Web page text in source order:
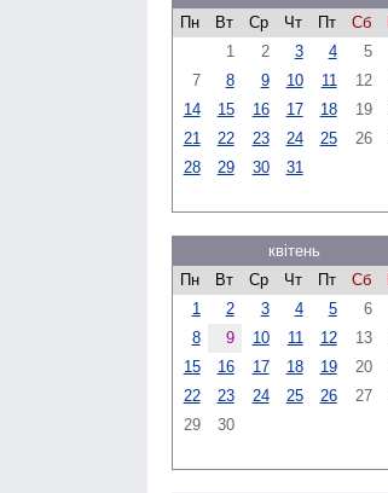
Пн
Вт Ср Чт Пт Сб
1
2 3 4 5
7
8 9 10 11 12
14
15 16 17 18 19
21
22 23 24 25 26
28
29 30 31
квітень
Пн
Вт Ср Чт Пт Сб
1
2 3 4 5 6
8
9 10 11 12 13
15
16 17 18 19 20
22
23 24 25 26 27
29
30